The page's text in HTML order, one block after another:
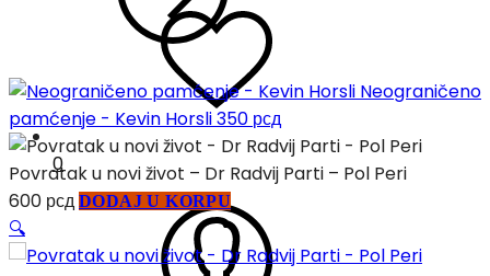
0
Neograničeno
pamćenje - Kevin Horsli350 рсд
Povratak u novi život – Dr Radvij Parti – Pol Peri
600 рсд DODAJ U KORPU
🔍